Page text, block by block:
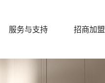
服务与支持 招商加盟